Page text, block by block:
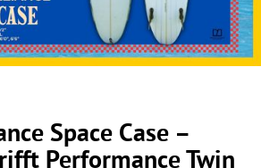
Space Case –
Performance Twin